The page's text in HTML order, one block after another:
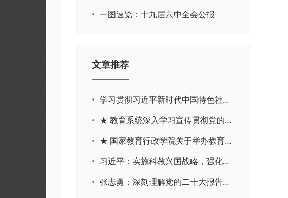
• 一图速览：十九届六中全会公报
文章推荐
•
学习贯彻习近平新时代中国特色社会主义思想主题教育网络培训
•
★ 教育系统深入学习宣传贯彻党的二十大精神学习专题
•
★ 国家教育行政学院关于举办教育系统深入学习宣传贯彻党的二十大精神专题网络培训的通知
•
习近平：实施科教兴国战略，强化现代化建设人才支撑
•
张志勇：深刻理解党的二十大报告关于教育的新思想、新战略、新要求